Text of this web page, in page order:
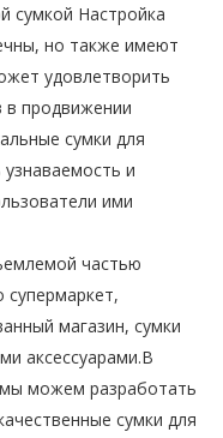
сумкой Настройка
но также имеют
удовлетворить
в продвижении
сумки для
и
ими
частью
магазин, сумки
аксессуарами.В
можем разработать
сумки для